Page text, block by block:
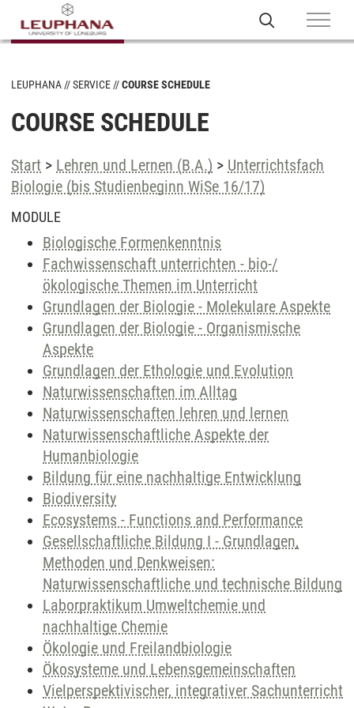
LEUPHANA SERVICE COURSE SCHEDULE
COURSE SCHEDULE
Start > Lehren und Lernen (B.A.) > Unterrichtsfach
Biologie (bis Studienbeginn WiSe 16/17)
MODULE
Biologische Formenkenntnis
Fachwissenschaft unterrichten - bio-/
ökologische Themen im Unterricht
Grundlagen der Biologie - Molekulare Aspekte
Grundlagen der Biologie - Organismische
Aspekte
Grundlagen der Ethologie und Evolution
Naturwissenschaften im Alltag
Naturwissenschaften lehren und lernen
Naturwissenschaftliche Aspekte der
Humanbiologie
Bildung für eine nachhaltige Entwicklung
Biodiversity
Ecosystems - Functions and Performance
Gesellschaftliche Bildung I - Grundlagen,
Methoden und Denkweisen:
Naturwissenschaftliche und technische Bildung
Laborpraktikum Umweltchemie und
nachhaltige Chemie
Ökologie und Freilandbiologie
Ökosysteme und Lebensgemeinschaften
Vielperspektivischer, integrativer Sachunterricht